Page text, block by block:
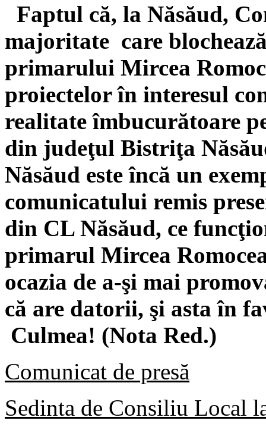
Faptul că, la Năsăud,
majoritate care
primarului Mircea
proiectelor în interesul
realitate îmbucurătoare
din judeţul Bistriţa
Năsăud este încă un
comunicatului remis
din CL Năsăud, ce
primarul Mircea
ocazia de a-şi mai
că are datorii, şi asta în
Culmea! (Nota Red.)
Comunicat de presă
Sedinta de Consiliu Local